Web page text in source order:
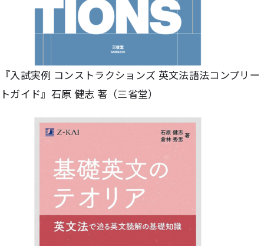
『入試実例 コンストラクションズ 英文法語法コンプリー
トガイド』石原 健志 著（三省堂）